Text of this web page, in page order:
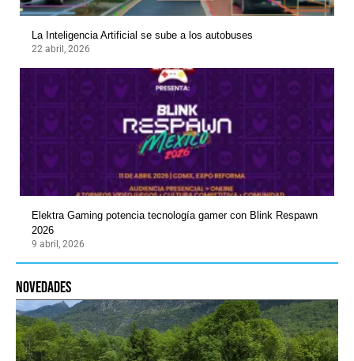
La Inteligencia Artificial se sube a los autobuses
22 abril, 2026
Elektra Gaming potencia tecnología gamer con Blink Respawn
2026
9 abril, 2026
novedades